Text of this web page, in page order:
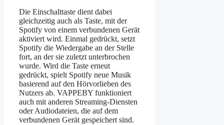
Die Einschalttaste dient dabei
gleichzeitig auch als Taste, mit der
Spotify von einem verbundenen Gerät
aktiviert wird. Einmal gedrückt, setzt
Spotify die Wiedergabe an der Stelle
fort, an der sie zuletzt unterbrochen
wurde. Wird die Taste erneut
gedrückt, spielt Spotify neue Musik
basierend auf den Hörvorlieben des
Nutzers ab. VAPPEBY funktioniert
auch mit anderen Streaming-Diensten
oder Audiodateien, die auf dem
verbundenen Gerät gespeichert sind.